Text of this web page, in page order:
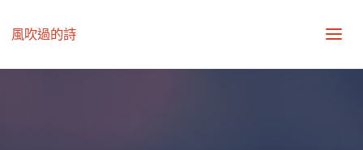
風吹過的詩